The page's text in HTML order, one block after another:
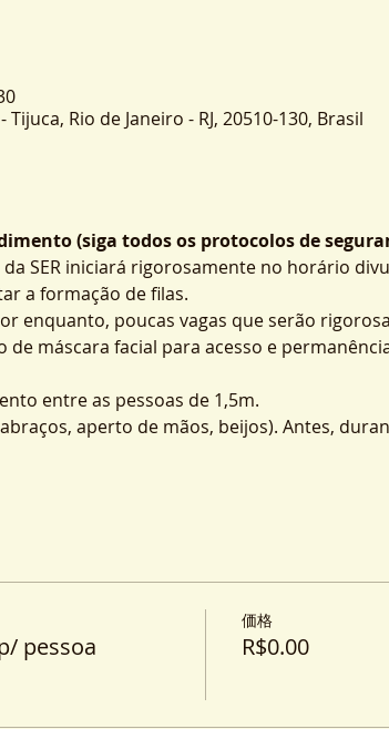
Rio de Janeiro - RJ, 20510-130, Brasil
(siga todos os protocolos de
SER iniciará rigorosamente no horário
a formação de filas.
enquanto, poucas vagas que serão
máscara facial para acesso e
entre as pessoas de 1,5m.
aperto de mãos, beijos). Antes,
pessoa
価格
R$0.00